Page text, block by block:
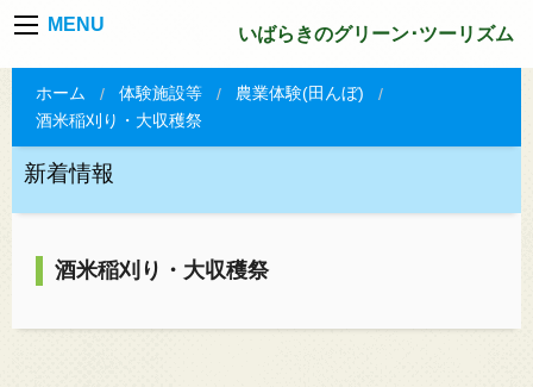
MENU いばらきのグリーン･ツーリズム
ホーム 体験施設等
農業体験(田んぼ)
酒米稲刈り・大収穫祭
新着情報
酒米稲刈り・大収穫祭